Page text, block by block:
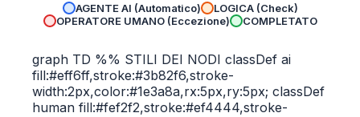
AGENTE AI (Automatico)
LOGICA (Check)
OPERATORE UMANO (Eccezione)
COMPLETATO
graph TD %% STILI DEI NODI classDef ai
fill:#eff6ff,stroke:#3b82f6,stroke-
width:2px,color:#1e3a8a,rx:5px,ry:5px; classDef
human fill:#fef2f2,stroke:#ef4444,stroke-